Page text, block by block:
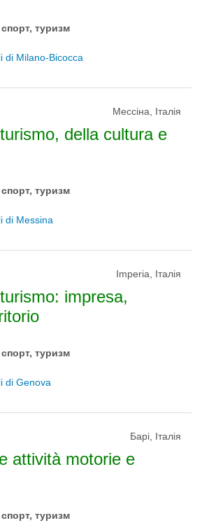
спорт, туризм
di Milano-Bicocca
Мессіна, Італія
della cultura e
спорт, туризм
di Messina
Imperia, Італія
impresa,
спорт, туризм
di Genova
Барі, Італія
attività motorie e
спорт, туризм